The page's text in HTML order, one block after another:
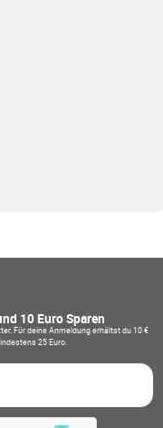
10 Euro Sparen
Für deine Anmeldung erhältst du 10 €
25 Euro.